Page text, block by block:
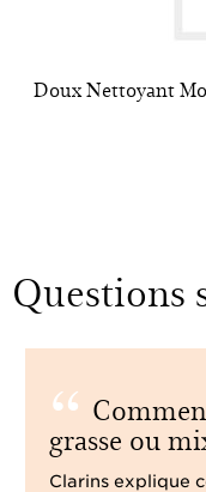
Doux Nettoyant
Questions
grasse ou
Clarins explique